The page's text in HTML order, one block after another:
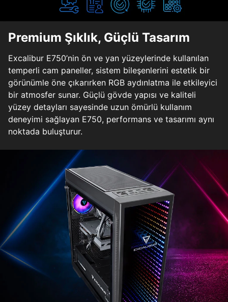
Premium Şıklık, Güçlü Tasarım
Excalibur E750’nin ön ve yan yüzeylerinde kullanılan
temperli cam paneller, sistem bileşenlerini estetik bir
görünümle öne çıkarırken RGB aydınlatma ile etkileyici
bir atmosfer sunar. Güçlü gövde yapısı ve kaliteli
yüzey detayları sayesinde uzun ömürlü kullanım
deneyimi sağlayan E750, performans ve tasarımı aynı
noktada buluşturur.